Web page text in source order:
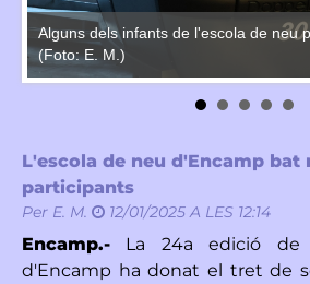
Alguns dels infants de l'escola de neu
(Foto: E. M.)
L'escola de neu d'Encamp bat
participants
Per E. M. 12/01/2025 A LES 12:14
Encamp.- La 24a edició de
d'Encamp ha donat el tret de